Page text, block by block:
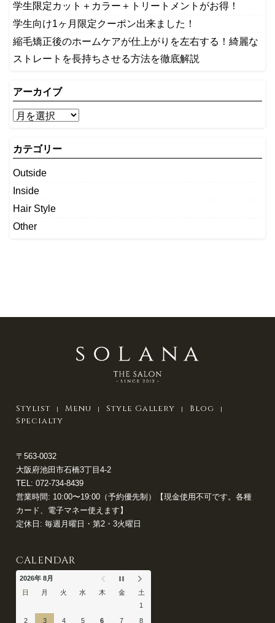
学生限定カット＋カラー＋トリートメントがお得！
学生向け1ヶ月限定クーポン出来ました！
縮毛矯正後のホームケアが仕上がりを左右する！綺麗な
ストレートを長持ちさせる方法を徹底解説
アーカイブ
カテゴリー
Outside
Inside
Hair Style
Other
Stylist Menu Style Gallery
Blog
Specialty
〒563-0032
大阪府池田市石橋3丁目4-2
TEL: 072-734-8439
営業時間: 10:00〜19:00（予約優先制）【現金使用不可です。各種
カード、電子マネー使えます】
定休日: 毎週月曜日・第2・3火曜日
CALENDAR
2026年 8月
日
月 火 水 木 金
土
1
2 3 4 5 6 7 8